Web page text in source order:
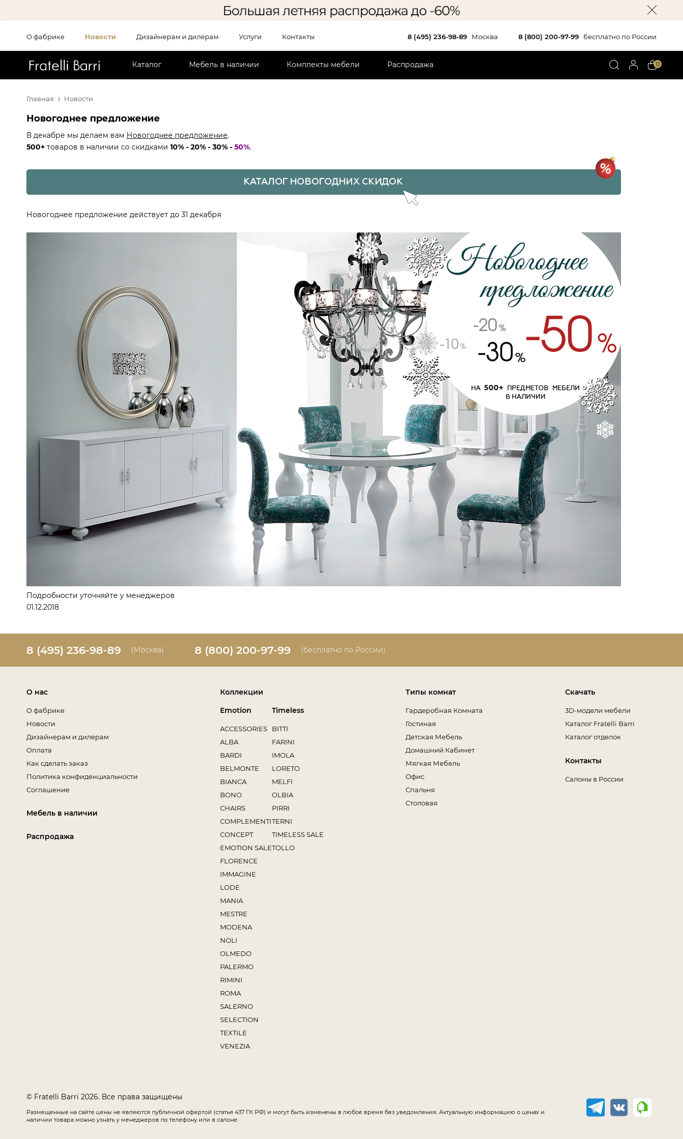
О фабрике Новости Дизайнерам и дилерам Услуги Контакты 8 (495) 236-98-89 Москва 8 (800) 200-97-99 бесплатно по России
Каталог Мебель в наличии Комплекты мебели Распродажа 0
Главная Новости
Новогоднее предложение
В декабре мы делаем вам Новогоднее предложение.
500+ товаров в наличии со скидками 10% - 20% - 30% - 50%.
Новогоднее предложение действует до 31 декабря
Подробности уточняйте у менеджеров
01.12.2018
8 (495) 236-98-89 (Москва) 8 (800) 200-97-99 (бесплатно по России)
О нас
О фабрике
Новости
Дизайнерам и дилерам
Оплата
Как сделать заказ
Политика конфиденциальности
Соглашение
Мебель в наличии
Распродажа
Коллекции
Emotion
ACCESSORIES
ALBA
BARDI
BELMONTE
BIANCA
BONO
CHAIRS
COMPLEMENTI
CONCEPT
EMOTION SALE
FLORENCE
IMMAGINE
LODE
MANIA
MESTRE
MODENA
NOLI
OLMEDO
PALERMO
RIMINI
ROMA
SALERNO
SELECTION
TEXTILE
VENEZIA
Timeless
BITTI
FARINI
IMOLA
LORETO
MELFI
OLBIA
PIRRI
TERNI
TIMELESS SALE
TOLLO
Типы комнат
Гардеробная Комната
Гостиная
Детская Мебель
Домашний Кабинет
Мягкая Мебель
Офис
Спальня
Столовая
Скачать
3D-модели мебели
Каталог Fratelli Barri
Каталог отделок
Контакты
Салоны в России
© Fratelli Barri 2026. Все права защищены
Размещенные на сайте цены не являются публичной офертой (статья 437 ГК РФ) и могут быть изменены в любое время без уведомления. Актуальную информацию о ценах и
наличии товара можно узнать у менеджеров по телефону или в салоне.